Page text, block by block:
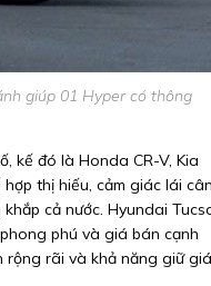
giúp 01 Hyper có thông
kế đó là Honda CR-V, Kia
thị hiếu, cảm giác lái
cả nước. Hyundai
phú và giá bán cạnh
rộng rãi và khả năng giữ giá